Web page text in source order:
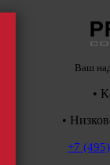
Ваш
•
•
+7